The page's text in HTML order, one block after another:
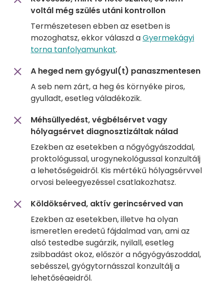
voltál még szülés utáni kontrollon
Természetesen ebben az esetben is
mozoghatsz, ekkor válaszd aGyermekágyi
torna tanfolyamunkat.
A heged nem gyógyul(t) panaszmentesen
A seb nem zárt, a heg és környéke piros,
gyulladt, esetleg váladékozik.
Méhsüllyedést, végbélsérvet vagy
hólyagsérvet diagnosztizáltak nálad
Ezekben az esetekben a nőgyógyászoddal,
proktológussal, urogynekológussal konzultálj
a lehetőségeidről. Kis mértékű hólyagsérvvel
orvosi beleegyezéssel csatlakozhatsz.
Köldöksérved, aktív gerincsérved van
Ezekben az esetekben, illetve ha olyan
ismeretlen eredetű fájdalmad van, ami az
alsó testedbe sugárzik, nyilall, esetleg
zsibbadást okoz, először a nőgyógyászoddal,
sebésszel, gyógytornásszal konzultálj a
lehetőségeidről.